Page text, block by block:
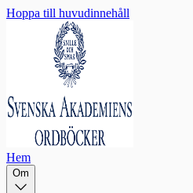
Hoppa till huvudinnehåll
Hem
Om